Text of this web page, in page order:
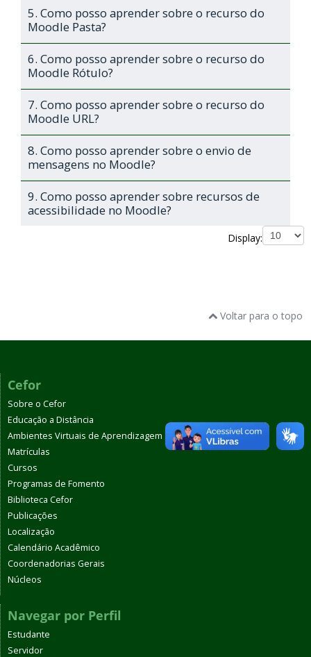
5. Como posso aprender sobre o recurso do
Moodle Pasta?
6. Como posso aprender sobre o recurso do
Moodle Rótulo?
7. Como posso aprender sobre o recurso do
Moodle URL?
8. Como posso aprender sobre o envio de
mensagens no Moodle?
9. Como posso aprender sobre recursos de
acessibilidade no Moodle?
Display:
Voltar para o topo
Cefor
Sobre o Cefor
Educação a Distância
Ambientes Virtuais de Aprendizagem
Matrículas
Cursos
Programas de Fomento
Biblioteca Cefor
Publicações
Localização
Calendário Acadêmico
Coordenadorias Gerais
Núcleos
Navegar por Perfil
Estudante
Servidor